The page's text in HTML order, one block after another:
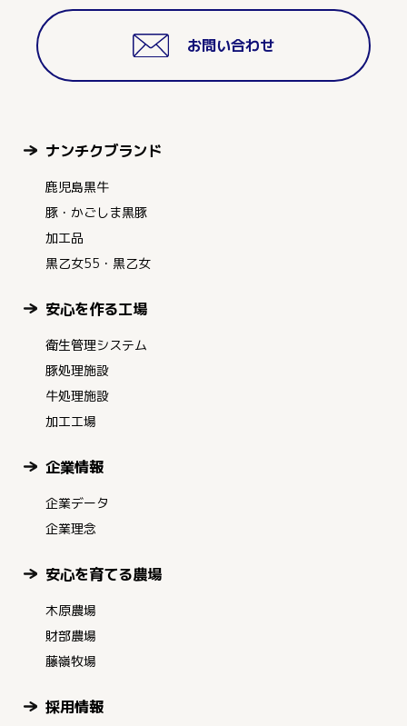
お問い合わせ
ナンチクブランド
鹿児島黒牛
豚・かごしま黒豚
加工品
黒乙女55・黒乙女
安心を作る工場
衛生管理システム
豚処理施設
牛処理施設
加工工場
企業情報
企業データ
企業理念
安心を育てる農場
木原農場
財部農場
藤嶺牧場
採用情報